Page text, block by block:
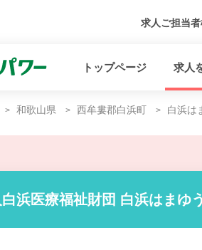
求人ご担当
トップページ 求人
和歌山県 西牟婁郡白浜町 白浜は
浜医療福祉財団 白浜はまゆ